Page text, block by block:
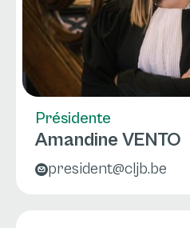
Présidente
Amandine VENTO
president@cljb.be